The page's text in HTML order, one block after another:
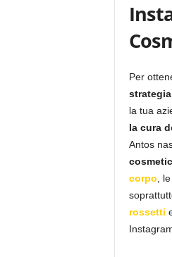
Per
la tua
la cura
Antos
corpo , le
rossetti